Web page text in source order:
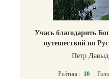
Учась благодарить
путешествий по
Петр
Рейтинг: 10